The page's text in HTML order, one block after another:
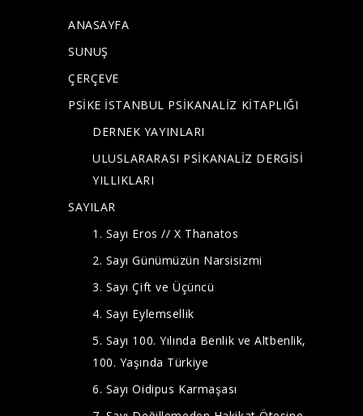
ANASAYFA
SUNUŞ
ÇERÇEVE
PSİKE İSTANBUL PSİKANALİZ KİTAPLIĞI
DERNEK YAYINLARI
ULUSLARARASI PSİKANALİZ DERGİSİ
YILLIKLARI
SAYILAR
1. Sayı Eros // X Thanatos
2. Sayı Günümüzün Narsisizmi
3. Sayı Çift ve Üçüncü
4. Sayı Eylemsellik
5. Sayı 100. Yılında Benlik ve Altbenlik,
100. Yaşında Türkiye
6. Sayı Oidipus Karmaşası